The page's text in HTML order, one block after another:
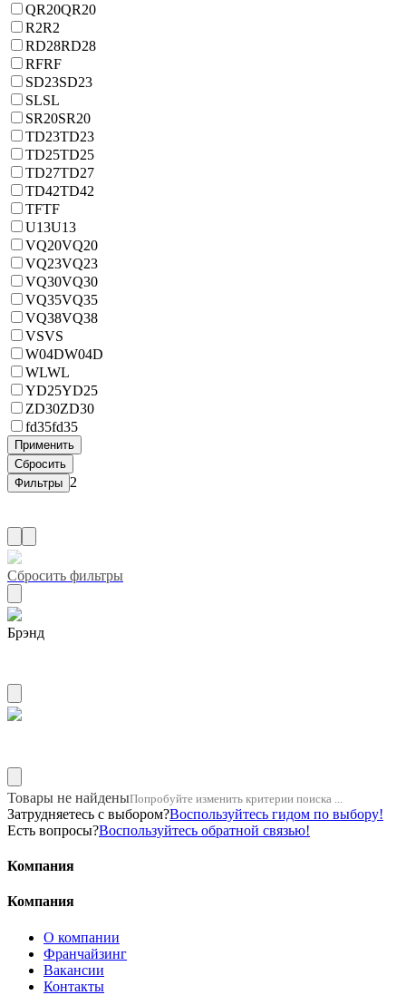
QR20QR20
R2R2
RD28RD28
RFRF
SD23SD23
SLSL
SR20SR20
TD23TD23
TD25TD25
TD27TD27
TD42TD42
TFTF
U13U13
VQ20VQ20
VQ23VQ23
VQ30VQ30
VQ35VQ35
VQ38VQ38
VSVS
W04DW04D
WLWL
YD25YD25
ZD30ZD30
fd35fd35
2
Сбросить фильтры
Брэнд
Товары не найденыПопробуйте изменить критерии поиска ...
Затрудняетесь с выбором?Воспользуйтесь гидом по выбору!
Есть вопросы?Воспользуйтесь обратной связью!
Компания
Компания
О компании
Франчайзинг
Вакансии
Контакты